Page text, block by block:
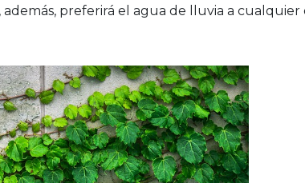
preferirá el agua de lluvia a cualquier